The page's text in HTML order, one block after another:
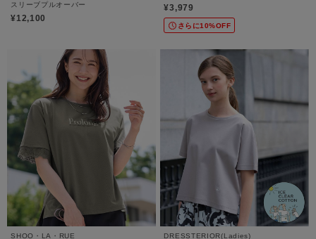
スリーブプルオーバー
¥12,100
¥3,979
さらに10%OFF
SHOO・LA・RUE
DRESSTERIOR(Ladies)